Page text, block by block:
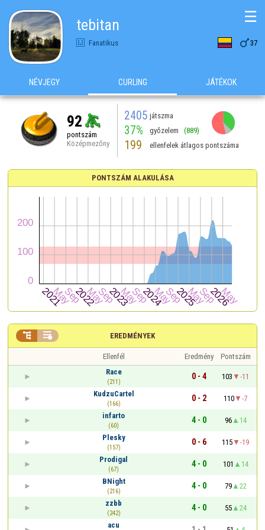
tebitan
Fanatikus 37
☰
NÉVJEGY CURLING JÁTÉKOK
92
pontszám
Középmezőny
2405 játszma
37% győzelem (889)
199 ellenfelek átlagos pontszáma
PONTSZÁM ALAKULÁSA
EREDMÉNYEK
 
Ellenfél Eredmény
Pontszám
Race
(211)
0 - 4 103
-11
KudzuCartel
(166)
0 - 2 110
-7
infarto
(60)
4 - 0 96
14
Plesky
(157)
0 - 6 115
-19
Prodigal
(67)
4 - 0 101
14
BNight
(216)
4 - 0 79
22
zzbb
(242)
4 - 0 55
24
acu